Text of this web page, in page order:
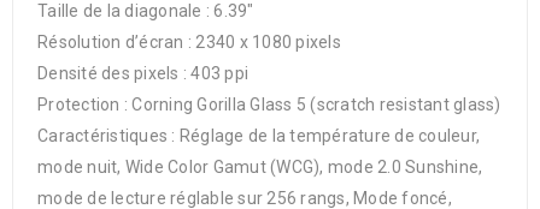
Taille de la diagonale : 6.39″
Résolution d’écran : 2340 x 1080 pixels
Densité des pixels : 403 ppi
Protection : Corning Gorilla Glass 5 (scratch resistant glass)
Caractéristiques : Réglage de la température de couleur,
mode nuit, Wide Color Gamut (WCG), mode 2.0 Sunshine,
mode de lecture réglable sur 256 rangs, Mode foncé,